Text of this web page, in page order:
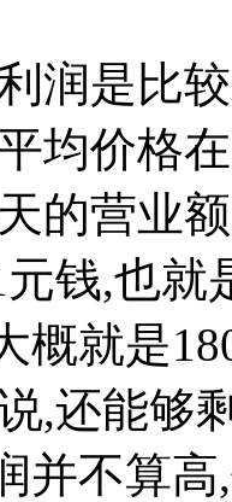
润是比
均价格
的营业
钱,也就
概就是
,还能够
并不算